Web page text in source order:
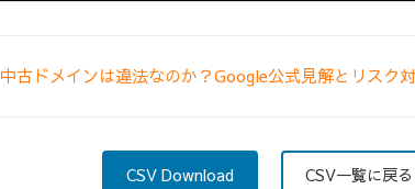
中古ドメインは違法なのか？Google公式見解とリスク
CSV Download CSV一覧に戻る